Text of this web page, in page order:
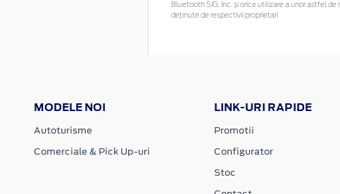
Bluetooth SIG, Inc. și orice utilizare a unor astfel
deținute de respectivii proprietari
MODELE NOI
Autoturisme
Comerciale & Pick Up-uri
LINK-URI RAPIDE
Promotii
Configurator
Stoc